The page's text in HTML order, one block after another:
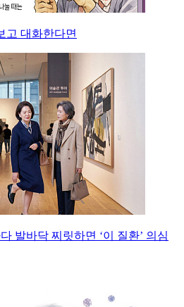
고 대화한다면
발바닥 찌릿하면 ‘이 질환’ 의심